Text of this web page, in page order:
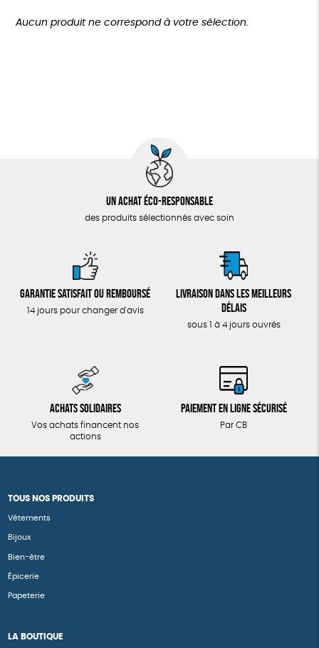
Plus de 200€
Aucun produit ne correspond à votre sélection.
Un achat éco-responsable
des produits sélectionnés avec soin
Garantie satisfait ou remboursé
14 jours pour changer d'avis
Livraison dans les meilleurs
délais
sous 1 à 4 jours ouvrés
Achats solidaires
Vos achats financent nos
actions
Paiement en ligne sécurisé
Par CB
TOUS NOS PRODUITS
Vêtements
Bijoux
Bien-être
Épicerie
Papeterie
LA BOUTIQUE